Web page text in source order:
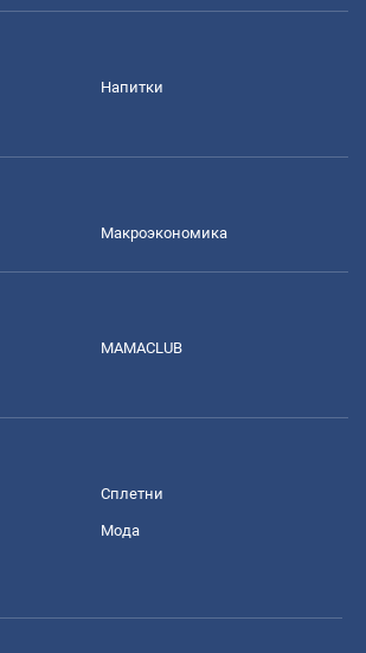
Напитки
Mакроэкономика
MAMACLUB
Сплетни
Мода